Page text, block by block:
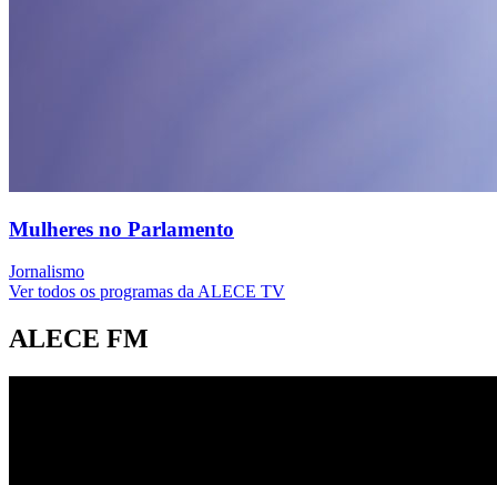
Mulheres no Parlamento
Jornalismo
Ver todos os programas da ALECE TV
ALECE FM